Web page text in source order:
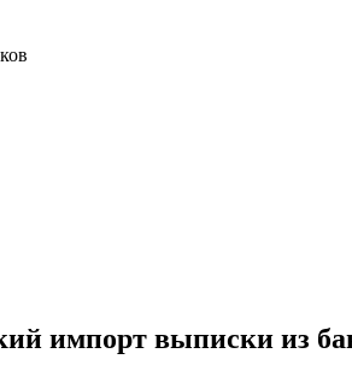
импорт выписки из